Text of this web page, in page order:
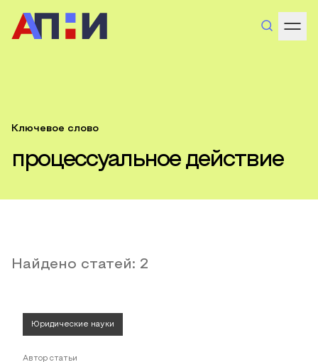
Ключевое слово
процессуальное действие
Найдено статей: 2
Юридические науки
Автор статьи